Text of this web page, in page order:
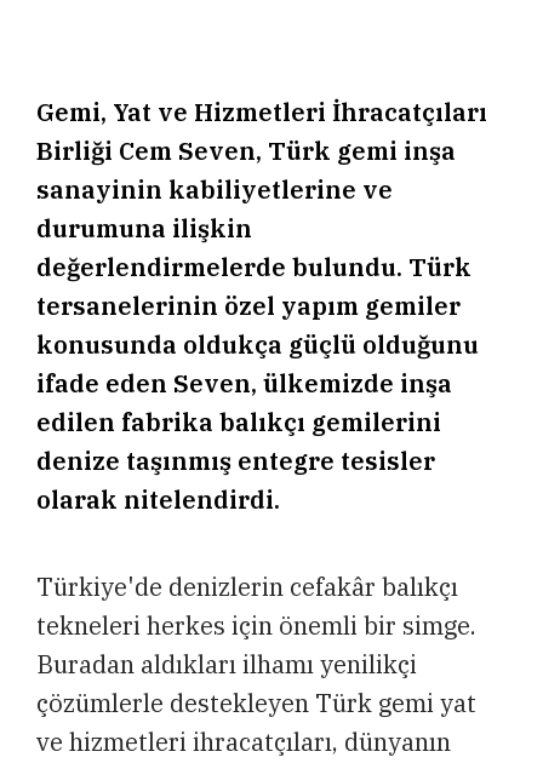
Gemi, Yat ve Hizmetleri İhracatçıları
Birliği Cem Seven, Türk gemi inşa
sanayinin kabiliyetlerine ve
durumuna ilişkin
değerlendirmelerde bulundu. Türk
tersanelerinin özel yapım gemiler
konusunda oldukça güçlü olduğunu
ifade eden Seven, ülkemizde inşa
edilen fabrika balıkçı gemilerini
denize taşınmış entegre tesisler
olarak nitelendirdi.
Türkiye'de denizlerin cefakâr balıkçı
tekneleri herkes için önemli bir simge.
Buradan aldıkları ilhamı yenilikçi
çözümlerle destekleyen Türk gemi yat
ve hizmetleri ihracatçıları, dünyanın